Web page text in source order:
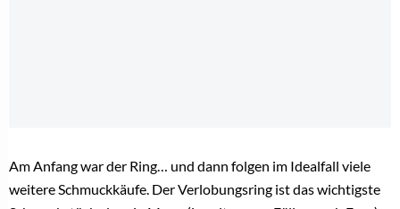
Jetzt kostenlos registrieren und sofort den Artikel
kostenfrei lesen!